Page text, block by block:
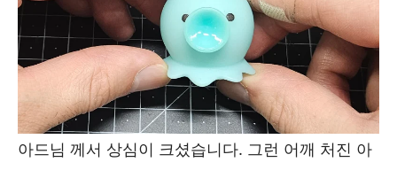
아드님 께서 상심이 크셨습니다. 그런 어깨 처진 아